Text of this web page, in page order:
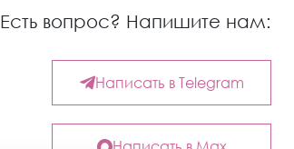
Есть вопрос? Напишите нам:
Написать в Telegram